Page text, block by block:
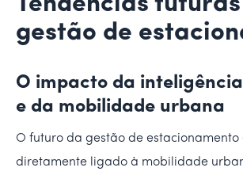
gestão de
O impacto da
e da mobilidade urbana
O futuro da gestão de estacionamento
diretamente ligado à mobilidade